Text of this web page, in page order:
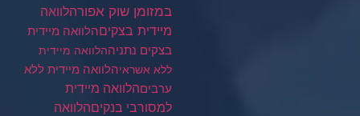
במזומן שוק אפורהלוואה
מיידית בצקיםהלוואה מיידית
בצקים נתניההלוואה מיידית
ללא אשראיהלוואה מיידית ללא
ערביםהלוואה מיידית
למסורבי בנקיםהלוואה